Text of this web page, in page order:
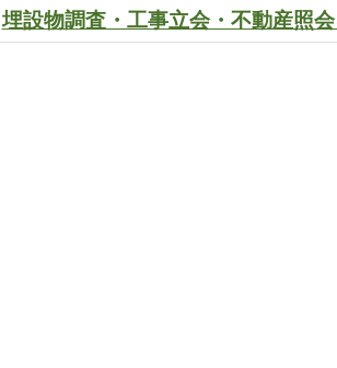
埋設物調査・工事立会・不動産照